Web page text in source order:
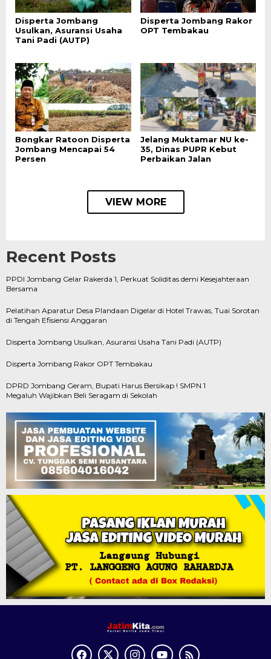
Disperta Jombang
Usulkan, Asuransi Usaha
Tani Padi (AUTP)
Disperta Jombang Rakor
OPT Tembakau
Bongkar Ratoon Disperta
Jombang Mencapai 54
Persen
Jelang Muktamar NU ke-
35, Dinas PUPR Kebut
Perbaikan Jalan
VIEW MORE
Recent Posts
PPDI Jombang Gelar Rakerda 1, Perkuat Soliditas demi Kesejahteraan
Bersama
Pelatihan Aparatur Desa Plandaan Digelar di Hotel Trawas, Tuai Sorotan
di Tengah Efisiensi Anggaran
Disperta Jombang Usulkan, Asuransi Usaha Tani Padi (AUTP)
Disperta Jombang Rakor OPT Tembakau
DPRD Jombang Geram, Bupati Harus Bersikap ! SMPN 1
Megaluh Wajibkan Beli Seragam di Sekolah